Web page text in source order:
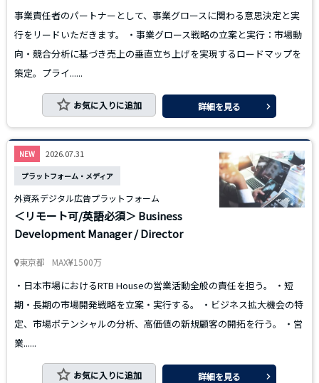
事業責任者のパートナーとして、事業グロースに関わる意思決定と実
行をリードいただきます。 ・事業グロース戦略の立案と実行：市場動
向・競合分析に基づき売上の垂直立ち上げを実現するロードマップを
策定。プライ......
お気に入りに追加 詳細を見る
NEW 2026.07.31
プラットフォーム・メディア
外資系デジタル広告プラットフォーム
＜リモート可/英語必須＞ Business
Development Manager / Director
東京都 MAX 1500万
・日本市場におけるRTB Houseの営業活動全般の責任を担う。 ・短
期・長期の市場開発戦略を立案・実行する。 ・ビジネス拡大機会の特
定、市場ポテンシャルの分析、高価値の新規顧客の開拓を行う。 ・営
業......
お気に入りに追加 詳細を見る